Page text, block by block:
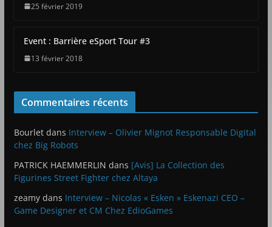
25 février 2019
Event : Barrière eSport Tour #3
13 février 2018
Commentaires récents
Bourletdans Interview – Olivier Mignot Responsable Digital
chez Big Robots
PATRICK HAEMMERLIN dans [Avis] La Collection des
Figurines Street Fighter chez Altaya
zeamydans Interview – Nicolas « Esken » Eskenazi CEO –
Game Designer et CM Chez EdioGames